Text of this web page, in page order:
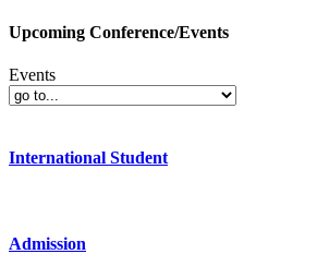
Upcoming Conference/Events
Events
International Student
Admission